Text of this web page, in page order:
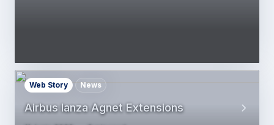
Airbus lanza Agnet Extensions
Web Story News